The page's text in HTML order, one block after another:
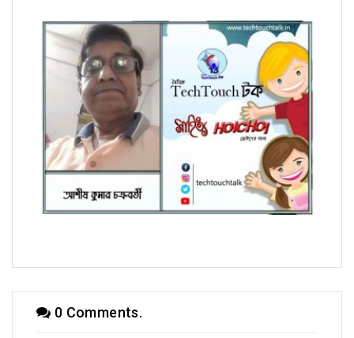
0 Comments.